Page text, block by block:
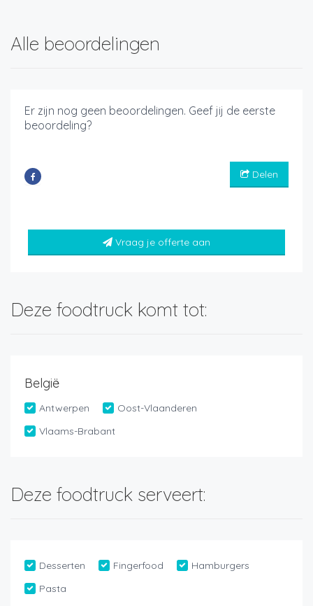
Alle beoordelingen
Er zijn nog geen beoordelingen. Geef jij de eerste
beoordeling?
Delen
Vraag je offerte aan
Deze foodtruck komt tot:
België
Antwerpen
Oost-Vlaanderen
Vlaams-Brabant
Deze foodtruck serveert:
Desserten Fingerfood
Hamburgers
Pasta